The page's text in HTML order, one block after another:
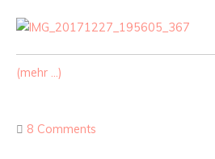
(mehr …)
8 Comments